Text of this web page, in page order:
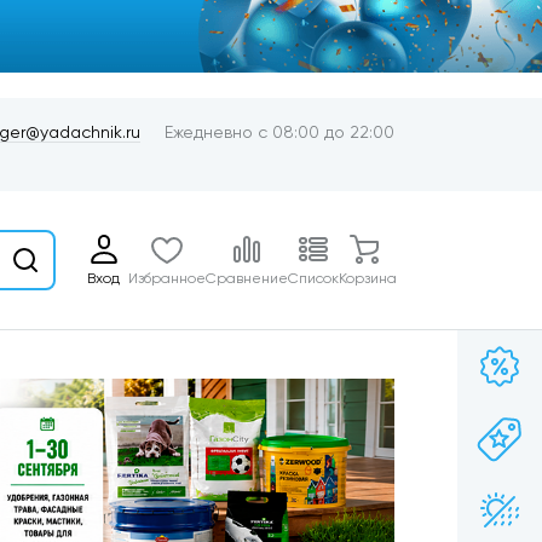
Ежедневно с 08:00 до 22:00
Вход ИзбранноеСравнениеСписокКорзина